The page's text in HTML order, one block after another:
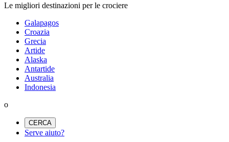
Le migliori destinazioni per le crociere
Galapagos
Croazia
Grecia
Artide
Alaska
Antartide
Australia
Indonesia
o
CERCA
Serve aiuto?